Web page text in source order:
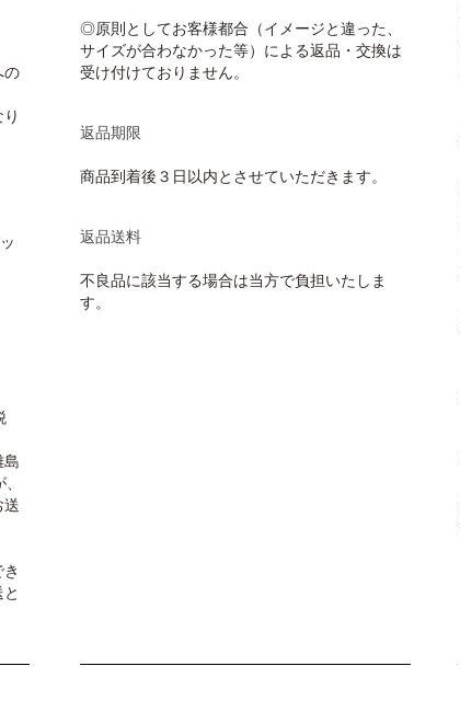
の
島
送
◎原則としてお客様都合（イメージと違った、
サイズが合わなかった等）による返品・交換は
受け付けておりません。
返品期限
商品到着後３日以内とさせていただきます。
返品送料
不良品に該当する場合は当方で負担いたしま
す。